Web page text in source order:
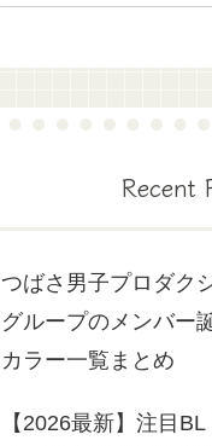
Recent
つばさ男子プロダク
グループのメンバー
カラー一覧まとめ
【2026最新】注目